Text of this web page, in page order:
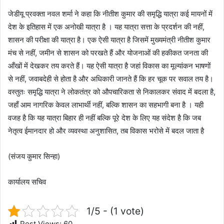
जेडीयू प्रवक्ता नवल शर्मा ने कहा कि नीतीश कुमार की समृद्धि यात्रा कई मायनों में
देश के इतिहास में एक अनोखी यात्रा है । यह यात्रा सत्ता के प्रदर्शन की नहीं,
शासन की परीक्षा की यात्रा है। एक ऐसी यात्रा है जिसमें मुख्यमंत्री नीतीश कुमार
मंच से नहीं, जमीन से शासन को परखते हैं और योजनाओं की हकीकत जनता की
आँखों में देखकर तय करते हैं। यह ऐसी यात्रा है जहां विकास का मूल्यांकन भाषणों
से नहीं, जवाबदेही से होता है और अधिकारी जानते हैं कि हर चूक पर सवाल तय है।
वस्तुतः समृद्धि यात्रा ने लोकतंत्र को औपचारिकता से निकालकर संवाद में बदला है,
जहाँ आम नागरिक केवल लाभार्थी नहीं, बल्कि शासन का सहभागी बना है । यही
वजह है कि यह यात्रा बिहार ही नहीं बल्कि पूरे देश के लिए यह संदेश है कि जब
नेतृत्व ईमानदार हो और व्यवस्था अनुशासित, तब विकास भरोसे में बदल जाता है
(संजय कुमार सिन्हा)
कार्यालय सचिव
1/5 - (1 vote)